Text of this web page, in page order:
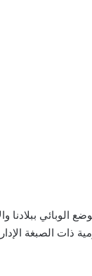
تبعا لتوصيات قاعة عمليات
إلى غاية